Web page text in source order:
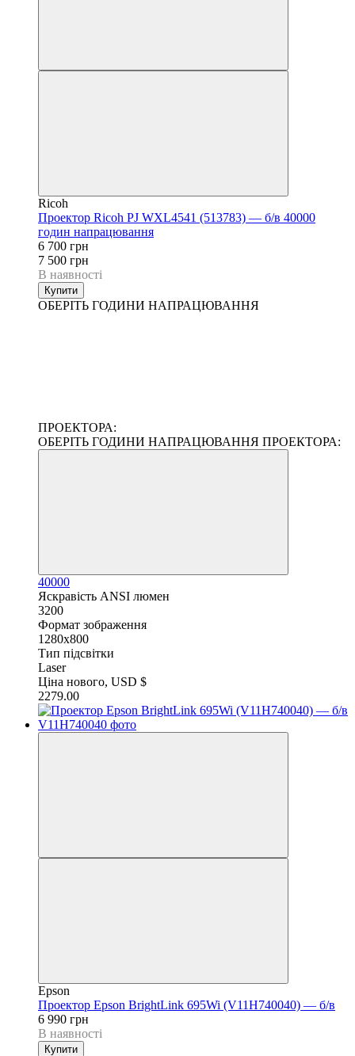
Ricoh
Проектор Ricoh PJ WXL4541 (513783) — б/в 40000
годин напрацювання
6 700 грн
7 500 грн
В наявності
Купити
ОБЕРІТЬ ГОДИНИ НАПРАЦЮВАННЯ
ПРОЕКТОРА:
ОБЕРІТЬ ГОДИНИ НАПРАЦЮВАННЯ ПРОЕКТОРА:
40000
Яскравість ANSI люмен
3200
Формат зображення
1280x800
Тип підсвітки
Laser
Ціна нового, USD $
2279.00
Epson
Проектор Epson BrightLink 695Wi (V11H740040) — б/в
6 990 грн
В наявності
Купити